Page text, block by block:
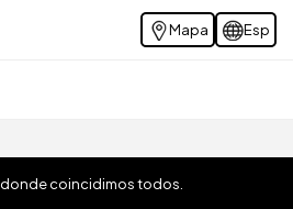
Mapa Esp
donde coincidimos todos.